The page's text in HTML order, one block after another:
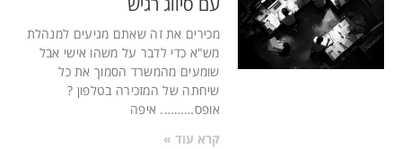
מכירים את זה שאתם מגיעים למנהלת
מש"א כדי לדבר על משהו אישי אבל
שומעים מהמשרד הסמוך את כל
שיחתה של המזכירה בטלפון ?
אופס………. איפה
קרא עוד »